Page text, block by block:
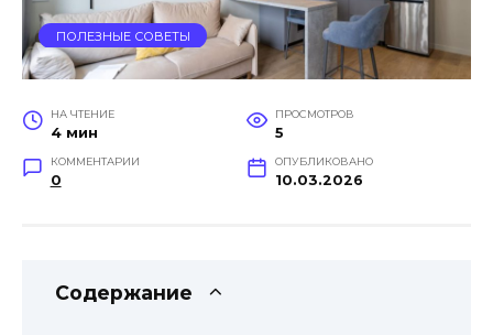
ПОЛЕЗНЫЕ СОВЕТЫ
НА ЧТЕНИЕ
4 мин
ПРОСМОТРОВ
5
КОММЕНТАРИИ
0
ОПУБЛИКОВАНО
10.03.2026
Содержание